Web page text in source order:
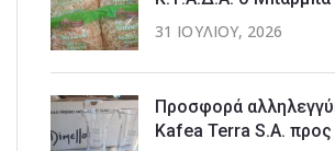
31 ΙΟΥΛΊΟΥ, 2026
Προσφορά
Kafea Terra S.A.